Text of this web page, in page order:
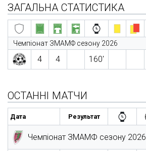
ЗАГАЛЬНА СТАТИСТИКА
Чемпіонат ЗМАМФ сезону 2026
4 4 160′
ОСТАННІ МАТЧИ
Дата Результат
Чемпіонат ЗМАМФ сезону 2026